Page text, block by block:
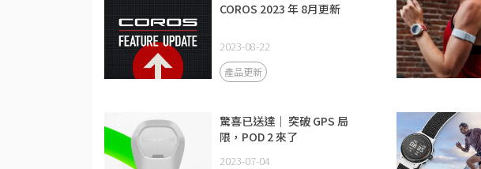
COROS 2023 年 8月更新
2023-08-22
產品更新
驚喜已送達｜ 突破 GPS 局
限，POD 2 來了
2023-07-04